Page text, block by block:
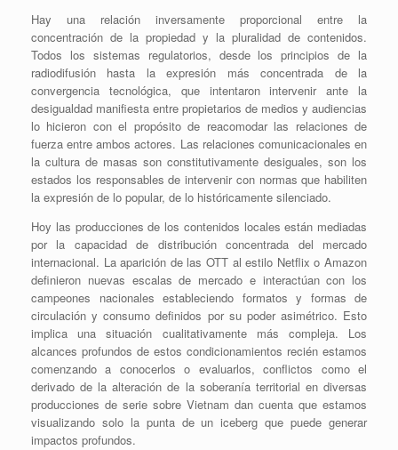
Hay una relación inversamente proporcional entre la
concentración de la propiedad y la pluralidad de contenidos.
Todos los sistemas regulatorios, desde los principios de la
radiodifusión hasta la expresión más concentrada de la
convergencia tecnológica, que intentaron intervenir ante la
desigualdad manifiesta entre propietarios de medios y audiencias
lo hicieron con el propósito de reacomodar las relaciones de
fuerza entre ambos actores. Las relaciones comunicacionales en
la cultura de masas son constitutivamente desiguales, son los
estados los responsables de intervenir con normas que habiliten
la expresión de lo popular, de lo históricamente silenciado.
Hoy las producciones de los contenidos locales están mediadas
por la capacidad de distribución concentrada del mercado
internacional. La aparición de las OTT al estilo Netflix o Amazon
definieron nuevas escalas de mercado e interactúan con los
campeones nacionales estableciendo formatos y formas de
circulación y consumo definidos por su poder asimétrico. Esto
implica una situación cualitativamente más compleja. Los
alcances profundos de estos condicionamientos recién estamos
comenzando a conocerlos o evaluarlos, conflictos como el
derivado de la alteración de la soberanía territorial en diversas
producciones de serie sobre Vietnam dan cuenta que estamos
visualizando solo la punta de un iceberg que puede generar
impactos profundos.